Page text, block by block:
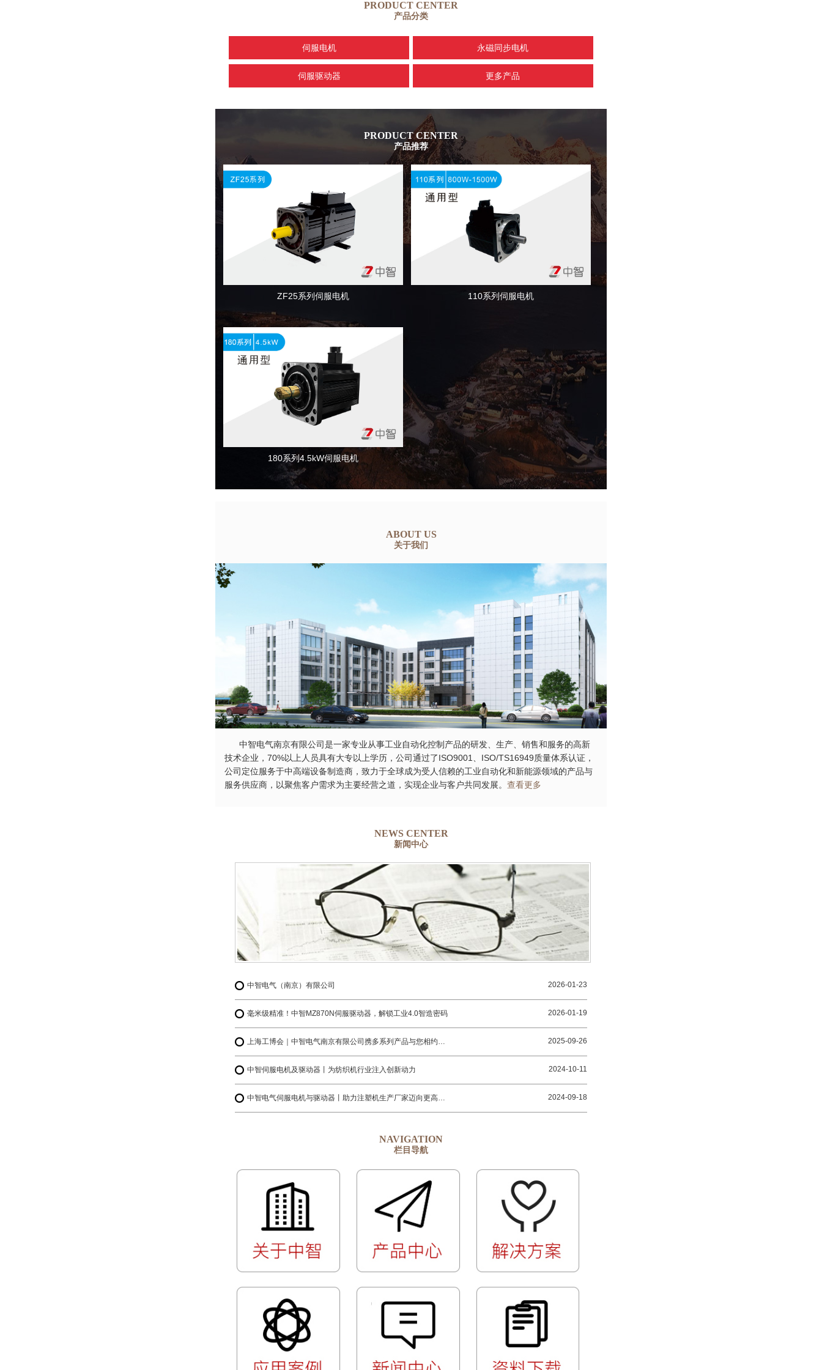
PRODUCT CENTER
产品分类
伺服电机 永磁同步电机
伺服驱动器 更多产品
PRODUCT CENTER
产品推荐
ZF25系列伺服电机 110系列伺服电机
180系列4.5kW伺服电机
ABOUT US
关于我们
中智电气南京有限公司是一家专业从事工业自动化控制产品的研发、生产、销售和服务的高新
技术企业，70%以上人员具有大专以上学历，公司通过了ISO9001、ISO/TS16949质量体系认证，
公司定位服务于中高端设备制造商，致力于全球成为受人信赖的工业自动化和新能源领域的产品与
服务供应商，以聚焦客户需求为主要经营之道，实现企业与客户共同发展。 查看更多
NEWS CENTER
新闻中心
中智电气（南京）有限公司 2026-01-23
毫米级精准！中智MZ870N伺服驱动器，解锁工业4.0智造密码 2026-01-19
2025-09-26
中智伺服电机及驱动器丨为纺织机行业注入创新动力 2024-10-11
2024-09-18
NAVIGATION
栏目导航